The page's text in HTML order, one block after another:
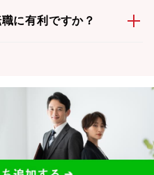
に有利ですか？